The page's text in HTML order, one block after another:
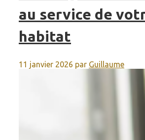
au service de
habitat
11 janvier 2026 par Guillaume